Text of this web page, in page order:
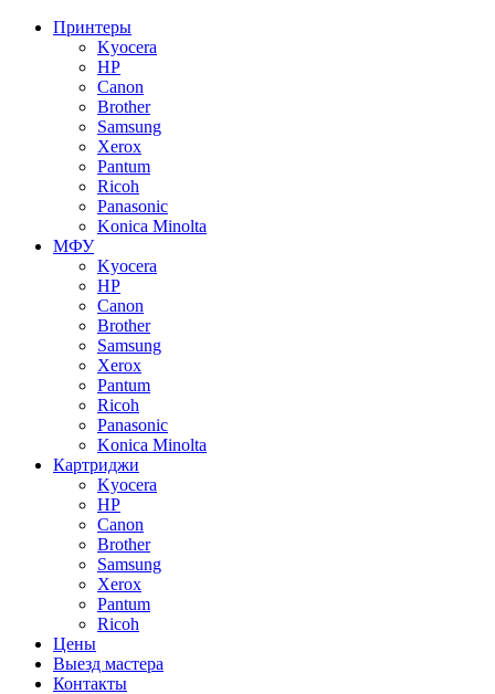
Принтеры
Kyocera
HP
Canon
Brother
Samsung
Xerox
Pantum
Ricoh
Panasonic
Konica Minolta
МФУ
Kyocera
HP
Canon
Brother
Samsung
Xerox
Pantum
Ricoh
Panasonic
Konica Minolta
Картриджи
Kyocera
HP
Canon
Brother
Samsung
Xerox
Pantum
Ricoh
Цены
Выезд мастера
Контакты